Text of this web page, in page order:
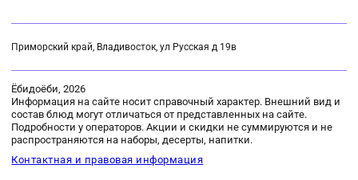
Приморский край, Владивосток, ул Русская д 19в
Ёбидоёби, 2026
Информация на сайте носит справочный характер. Внешний вид и
состав блюд могут отличаться от представленных на сайте.
Подробности у операторов. Акции и скидки не суммируются и не
распространяются на наборы, десерты, напитки.
Контактная и правовая информация